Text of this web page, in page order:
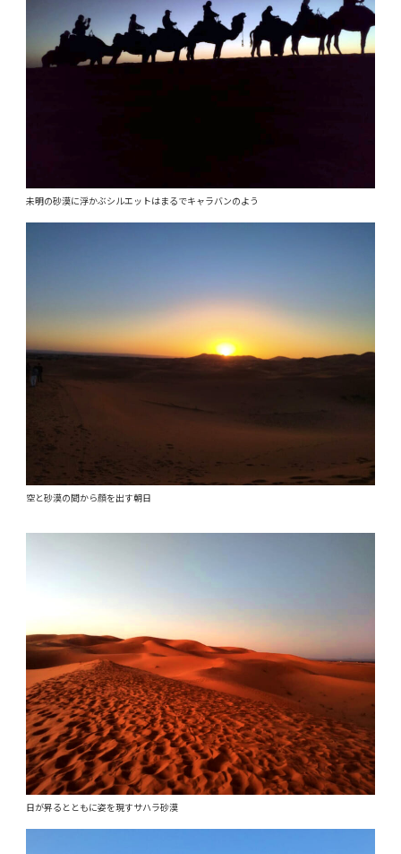
未明の砂漠に浮かぶシルエットはまるでキャラバンのよう
空と砂漠の間から顔を出す朝日
日が昇るとともに姿を現すサハラ砂漠